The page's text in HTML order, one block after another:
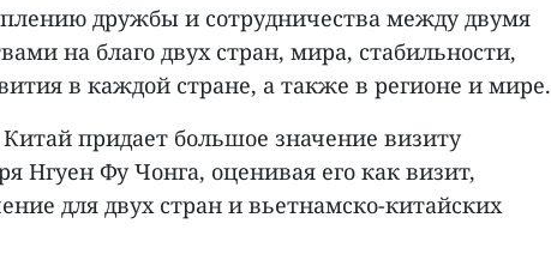
дружбы и сотрудничества между двумя
на благо двух стран, мира, стабильности,
в каждой стране, а также в регионе и мире.
придает большое значение визиту
Нгуен Фу Чонга, оценивая его как визит,
для двух стран и вьетнамско-китайских